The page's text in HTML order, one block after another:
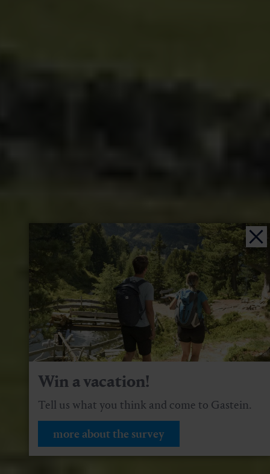
Win a vacation!
Tell us what you think and come to Gastein.
more about the survey